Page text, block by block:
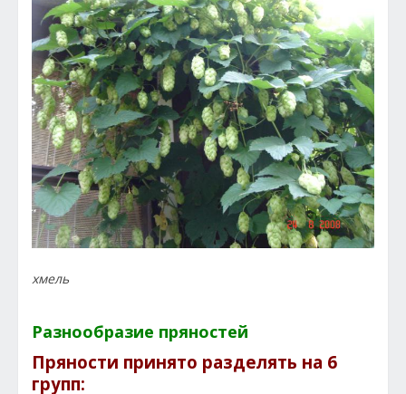
хмель
Разнообразие пряностей
Пряности принято разделять на 6
групп: